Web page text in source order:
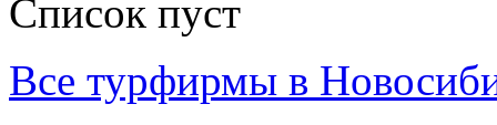
Список пуст
Все турфирмы в